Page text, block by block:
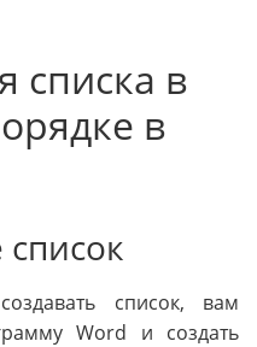
списка в
в
список, вам
Word и создать